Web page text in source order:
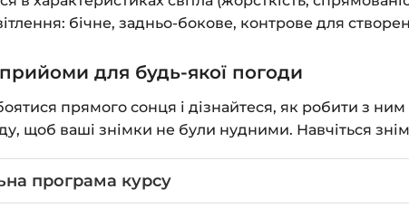
бічне, задньо-бокове, контрове для
для будь-якої погоди
прямого сонця і дізнайтеся, як робити з
щоб ваші знімки не були нудними. Навчіться
програма курсу